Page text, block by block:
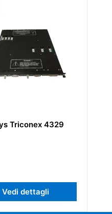
Invensys Triconex 8310